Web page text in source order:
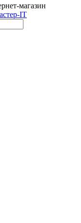
магазин
IT